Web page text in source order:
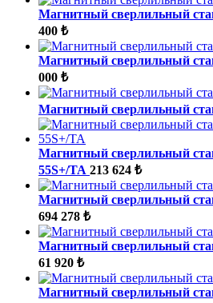
Магнитный сверлильный
400 ₺
Магнитный сверлильный
000 ₺
Магнитный сверлильный
Магнитный сверлильный
55S+/TA 213 624 ₺
Магнитный сверлильный
694 278 ₺
Магнитный сверлильный
61 920 ₺
Магнитный сверлильный